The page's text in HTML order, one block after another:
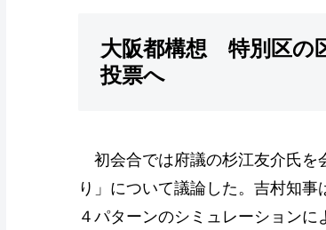
大阪都構想 特別区の
投票へ
初会合では府議の杉江友介氏を
り」について議論した。吉村知
４パターンのシミュレーションに